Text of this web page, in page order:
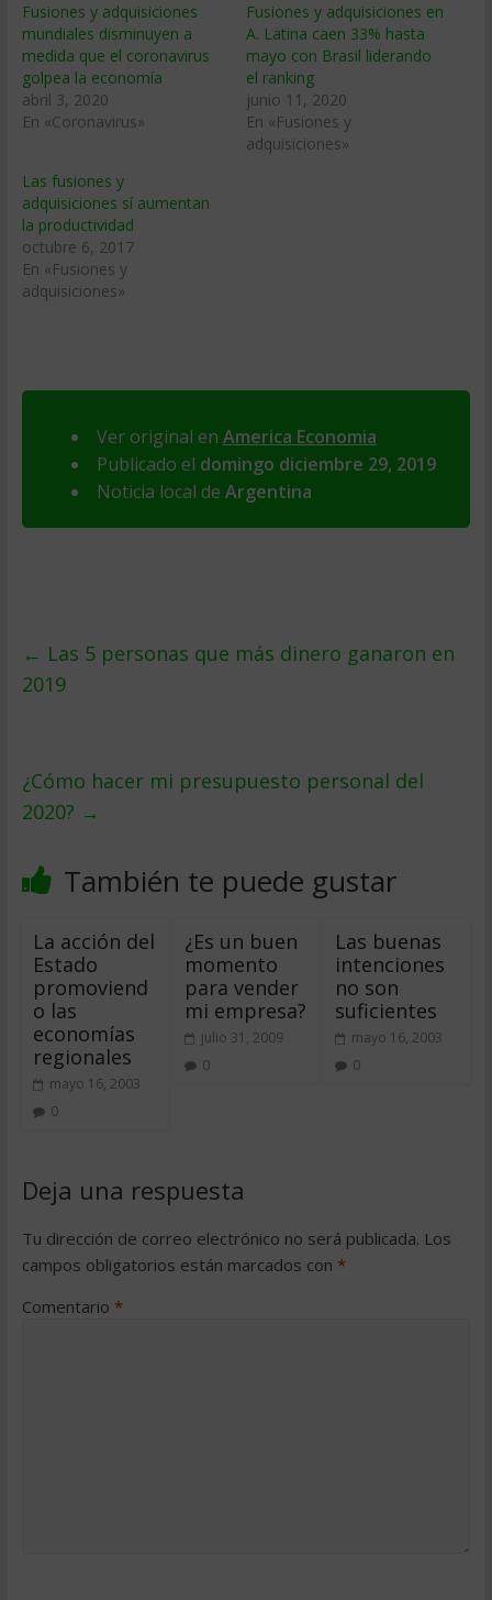
Fusiones y adquisiciones
mundiales disminuyen a
medida que el coronavirus
golpea la economía
abril 3, 2020
En «Coronavirus»
Fusiones y adquisiciones en
A. Latina caen 33% hasta
mayo con Brasil liderando
el ranking
junio 11, 2020
En «Fusiones y
adquisiciones»
Las fusiones y
adquisiciones sí aumentan
la productividad
octubre 6, 2017
En «Fusiones y
adquisiciones»
Ver original en America Economia
Publicado el domingo diciembre 29, 2019
Noticia local de Argentina
← Las 5 personas que más dinero ganaron en
2019
¿Cómo hacer mi presupuesto personal del
2020? →
También te puede gustar
La acción del
Estado
promoviend
o las
economías
regionales
mayo 16, 2003
0
¿Es un buen
momento
para vender
mi empresa?
julio 31, 2009
0
Las buenas
intenciones
no son
suficientes
mayo 16, 2003
0
Deja una respuesta
Tu dirección de correo electrónico no será publicada. Los
campos obligatorios están marcados con *
Comentario *